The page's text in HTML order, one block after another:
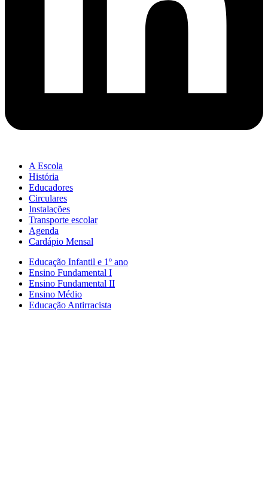
A Escola
História
Educadores
Circulares
Instalações
Transporte escolar
Agenda
Cardápio Mensal
Educação Infantil e 1º ano
Ensino Fundamental I
Ensino Fundamental II
Ensino Médio
Educação Antirracista